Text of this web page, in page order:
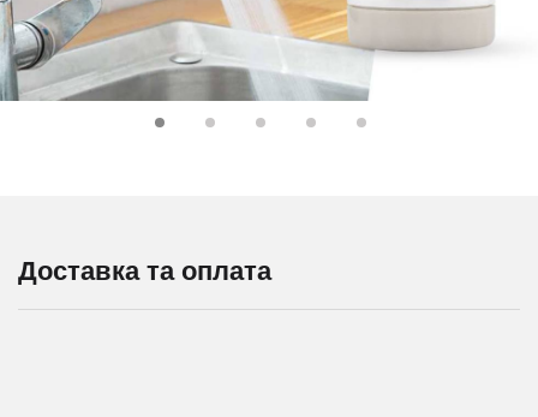
Доставка та оплата